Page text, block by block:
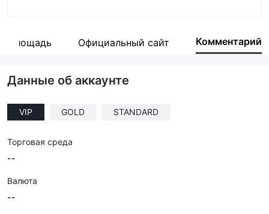
Компания
площадь Официальный сайт Комментарий
Данные об аккаунте
VIP GOLD STANDARD
Торговая среда
--
Валюта
--